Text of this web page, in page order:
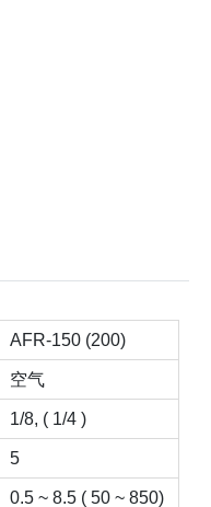
AFR-150 (200)
空气
1/8, ( 1/4 )
5
0.5 ~ 8.5 ( 50 ~ 850)